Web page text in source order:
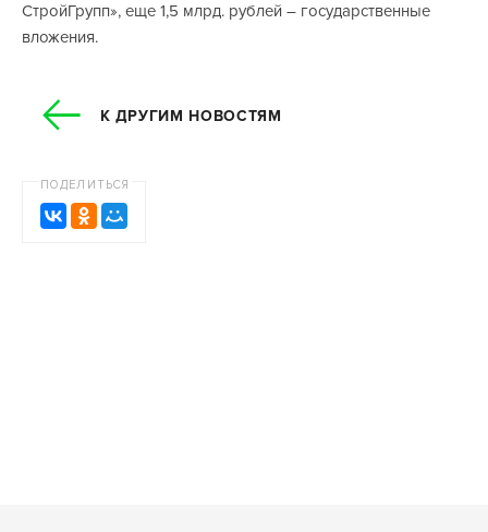
СтройГрупп», еще 1,5 млрд. рублей – государственные
вложения.
К ДРУГИМ НОВОСТЯМ
ПОДЕЛИТЬСЯ